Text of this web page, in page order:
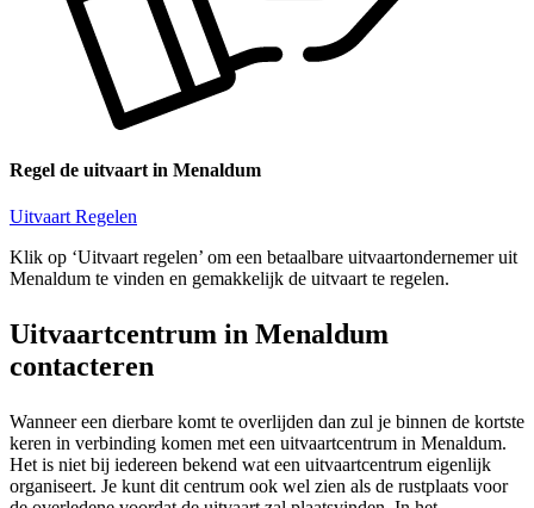
Regel de uitvaart in Menaldum
Uitvaart Regelen
Klik op ‘Uitvaart regelen’ om een betaalbare uitvaartondernemer uit
Menaldum te vinden en gemakkelijk de uitvaart te regelen.
Uitvaartcentrum in Menaldum
contacteren
Wanneer een dierbare komt te overlijden dan zul je binnen de kortste
keren in verbinding komen met een uitvaartcentrum in Menaldum.
Het is niet bij iedereen bekend wat een uitvaartcentrum eigenlijk
organiseert. Je kunt dit centrum ook wel zien als de rustplaats voor